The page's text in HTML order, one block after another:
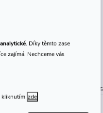
. Díky těmto zase
zajímá. Nechceme vás
kliknutím zde
Blade for Silky
Folding Saw
Kč
D712055